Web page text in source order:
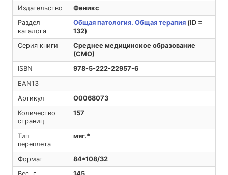
Издательство
Феникс
Раздел
каталога
Общая патология. Общая терапия(ID =
132)
Серия книги
Среднее медицинское образование
(СМО)
ISBN
978-5-222-22957-6
EAN13
Артикул
O0068073
Количество
страниц
157
Тип
переплета
мяг.*
Формат
84*108/32